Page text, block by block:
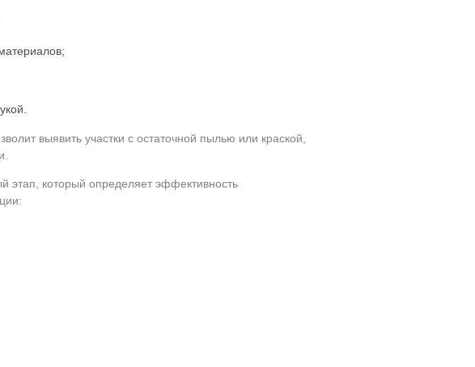
выявить участки с остаточной пылью или краской,
этап, который определяет эффективность